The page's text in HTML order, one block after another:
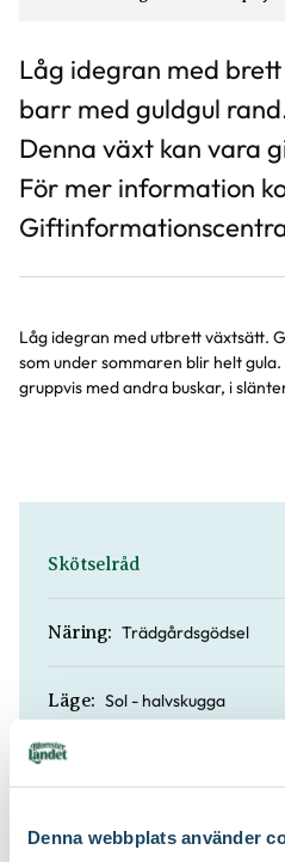
Denna webbplats använder
Låg idegran med
barr med guldgul
Denna växt kan vara
För mer information
Låg idegran med utbrett växtsätt.
som under sommaren blir helt
gruppvis med andra buskar, i
Skötselråd
Näring: Trädgårdsgödsel
Läge: Sol - halvskugga
Vintergrön: Ja